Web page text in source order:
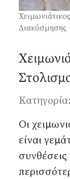
Διακόσμησης
Κατηγορία:
Οι
είναι